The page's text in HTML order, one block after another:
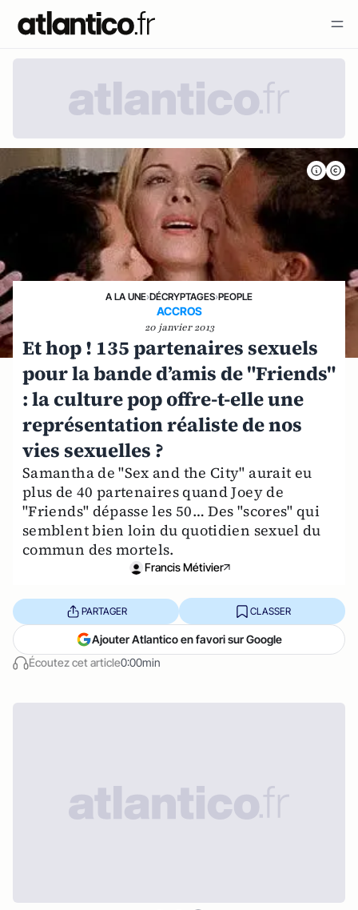
A LA UNE›DÉCRYPTAGES›PEOPLE
ACCROS
20 janvier 2013
Et hop ! 135 partenaires sexuels
pour la bande d’amis de "Friends"
: la culture pop offre-t-elle une
représentation réaliste de nos
vies sexuelles ?
Samantha de "Sex and the City" aurait eu
plus de 40 partenaires quand Joey de
"Friends" dépasse les 50… Des "scores" qui
semblent bien loin du quotidien sexuel du
commun des mortels.
Francis Métivier
Écoutez cet article0:00min
PARTAGER CLASSER
Ajouter Atlantico en favori sur Google